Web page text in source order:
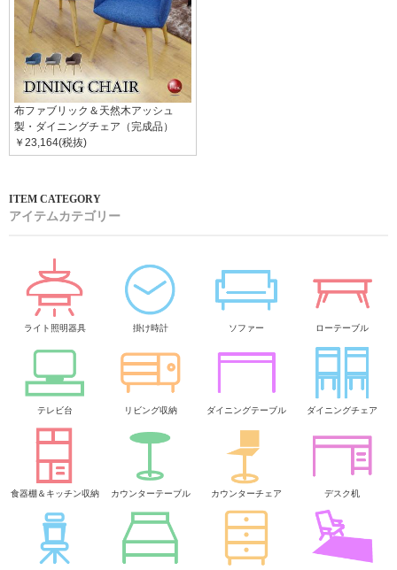
布ファブリック＆天然木アッシュ
製・ダイニングチェア（完成品）
￥23,164(税抜)
アイテムカテゴリー
ライト照明器具 掛け時計 ソファー ローテーブル
テレビ台 リビング収納 ダイニングテーブル ダイニングチェア
食器棚＆キッチン収納 カウンターテーブル カウンターチェア デスク机